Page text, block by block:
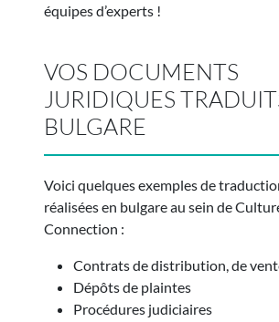
équipes d’experts !
VOS DOCUMENTS
JURIDIQUES
BULGARE
Voici quelques exemples de
réalisées en bulgare au sein de
Connection :
Contrats de distribution, de
Dépôts de plaintes
Procédures judiciaires